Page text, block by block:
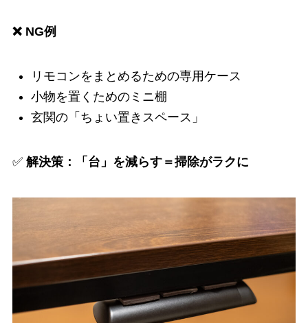
❌ NG例
リモコンをまとめるための専用ケース
小物を置くためのミニ棚
玄関の「ちょい置きスペース」
✅ 解決策：「台」を減らす＝掃除がラクに